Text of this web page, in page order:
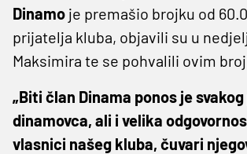
Dinamo je premašio brojku od
prijatelja kluba, objavili su u
Maksimira te se pohvalili ovim
„Biti član Dinama ponos je
dinamovca, ali i velika
vlasnici našeg kluba, čuvari